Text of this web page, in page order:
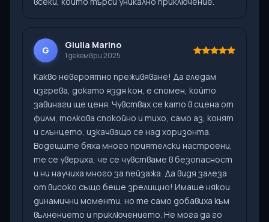
G Giulia Marino
1 декември 2025
Какво невероятно преживяване! Да гледам
изгрева, докато яздя кон, е спомен, който
завинаги ще ценя. Чувствах се като в сцена от
филм, толкова спокойно и тихо, само аз, конят
и слънцето, изкачващо се над хоризонта.
Водещите бяха много приятелски настроени,
те се увериха, че се чувстваме в безопасност
и ни научиха много за пейзажа. Да видя залеза
от високо също беше зрелищно! Имаше някои
динамични моменти, но те само добавиха към
вълнението и приключението. Не мога да го